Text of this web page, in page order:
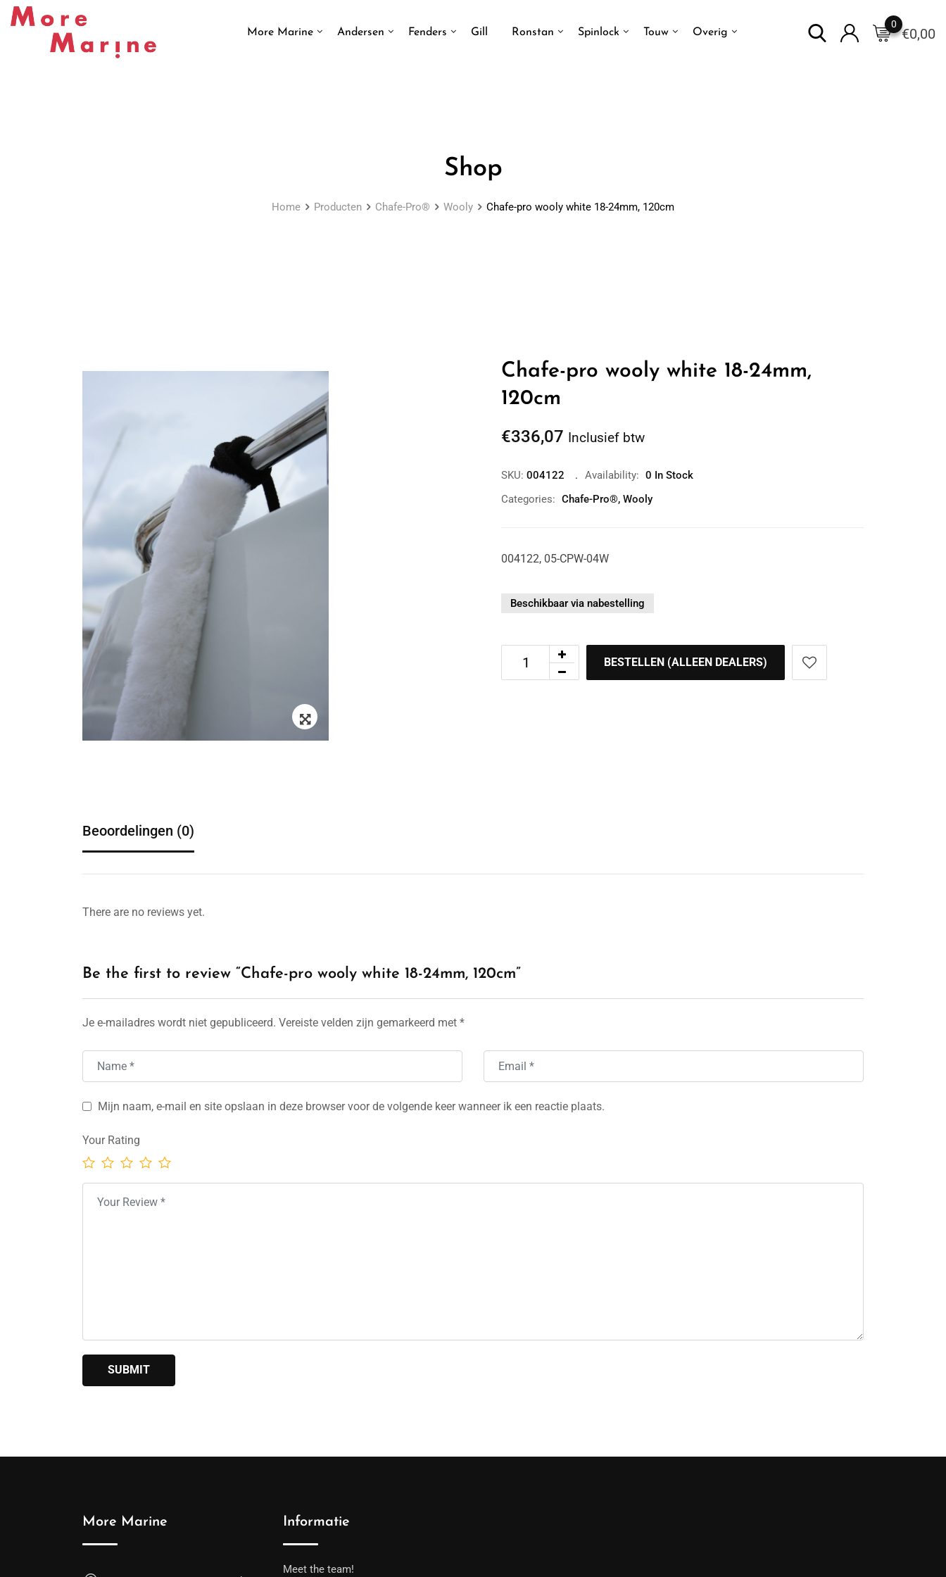
Skip
More Marine Andersen Fenders Gill Ronstan Spinlock Touw Overig €0,00
0
Shop
Home Producten Chafe-Pro® Wooly Chafe-pro wooly white 18-24mm, 120cm
Zoom
Chafe-pro wooly white 18-24mm,
120cm
€336,07 Inclusief btw
SKU: 004122 Availability: 0 In Stock
Categories: Chafe-Pro®, Wooly
004122, 05-CPW-04W
Beschikbaar via nabestelling
BESTELLEN (ALLEEN DEALERS)
Beoordelingen (0)
There are no reviews yet.
Be the first to review “Chafe-pro wooly white 18-24mm, 120cm”
Je e-mailadres wordt niet gepubliceerd. Vereiste velden zijn gemarkeerd met *
Mijn naam, e-mail en site opslaan in deze browser voor de volgende keer wanneer ik een reactie plaats.
Your Rating
More Marine Informatie
Meet the team!